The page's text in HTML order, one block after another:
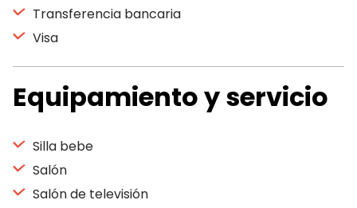
Transferencia bancaria
Visa
Equipamiento y servicio
Silla bebe
Salón
Salón de televisión